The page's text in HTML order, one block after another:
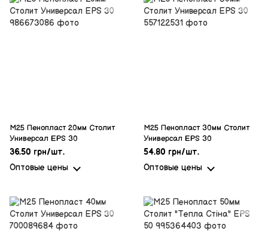
M25 Пенопласт 20мм Столит
Универсал EPS 30
36.50 грн/шт.
Оптовые цены
M25 Пенопласт 30мм Столит
Универсал EPS 30
54.80 грн/шт.
Оптовые цены